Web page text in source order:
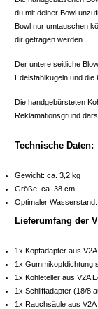
du mit deiner Bowl
Bowl nur umtauschen
dir getragen werden.
Der untere seitliche
Edelstahlkugeln und die
Die handgebürsteten
Reklamationsgrund
Technische Daten:
Gewicht: ca. 3,2 kg
Größe: ca. 38 cm
Optimaler
Lieferumfang der
1x Kopfadapter aus
1x Gummikopfdichtung
1x Kohleteller aus V2A
1x Schliffadapter (18/8
1x Rauchsäule aus V2A